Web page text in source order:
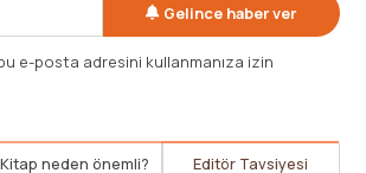
Gelince haber ver
e-posta adresini kullanmanıza izin
Kitap neden önemli? Editör Tavsiyesi